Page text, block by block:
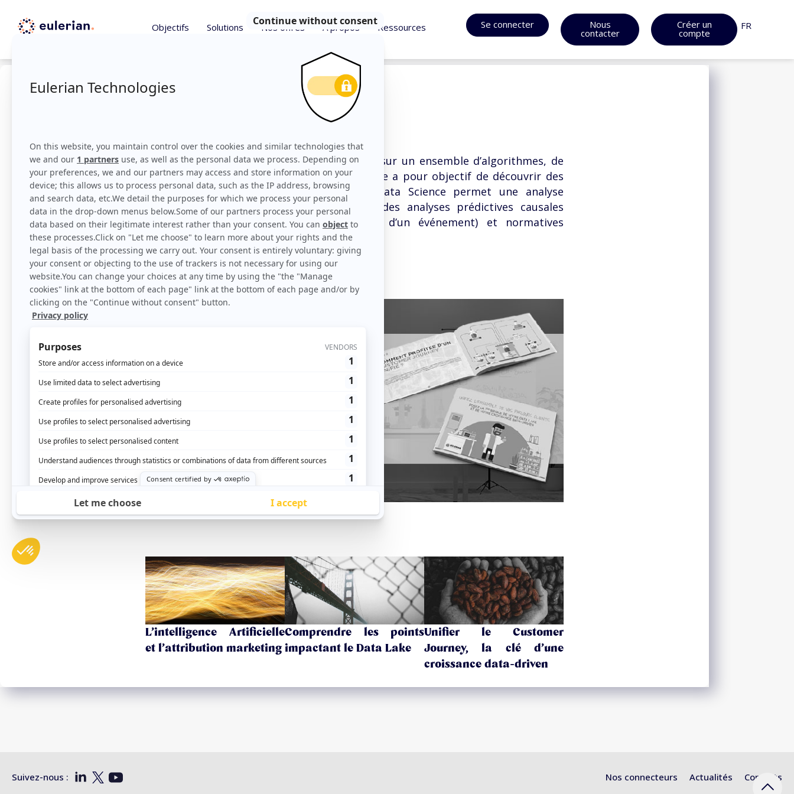
Objectifs Solutions Nos offres À propos Ressources Se connecter Nous
contacter
Créer un
compte
FR
Data Science
La Data Science est une discipline reposant sur un ensemble d’algorithmes, de
data inférence et de technologies variées. Elle a pour objectif de découvrir des
insights au sein de données brutes. La Data Science permet une analyse
exploratoire des données mais également des analyses prédictives causales
(prédiction de la probabilité d’occurrence d’un événement) et normatives
(suggestions de plusieurs actions possibles).
En savoir plus
Unifiez l’ensemble de vos parcours client
L’intelligence Artificielle
et l’attribution marketing
Comprendre les points
impactant le Data Lake
Unifier le Customer
Journey, la clé d’une
croissance data-driven
Suivez-nous : Nos connecteurs Actualités Contacts